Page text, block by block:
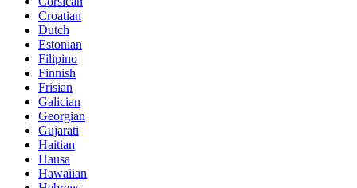
Croatian
Dutch
Estonian
Filipino
Finnish
Frisian
Galician
Georgian
Gujarati
Haitian
Hausa
Hawaiian